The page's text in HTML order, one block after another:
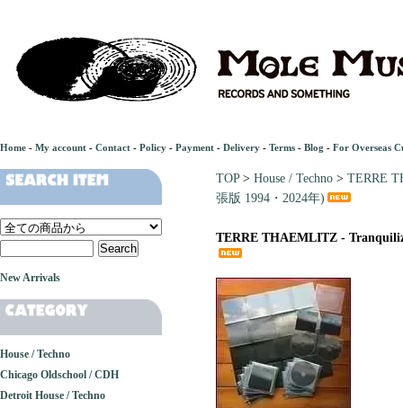
Home - My account - Contact - Policy - Payment - Delivery - Terms - Blog - For Overseas
TOP> House / Techno > TERRE
張版 1994・2024年)
TERRE THAEMLITZ -
New Arrivals
House / Techno
Chicago Oldschool / CDH
Detroit House / Techno